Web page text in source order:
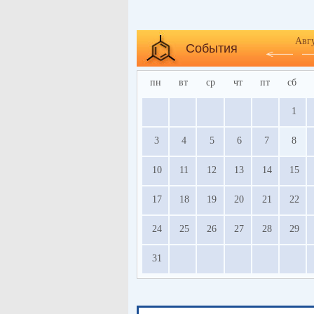
События
пн вт ср чт пт сб
1
3 4 5 6 7 8
10 11 12 13 14 15
17 18 19 20 21 22
24 25 26 27 28 29
31